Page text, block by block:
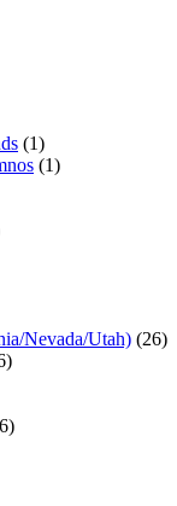
(1)
(1)
Nevada/Utah) (26)